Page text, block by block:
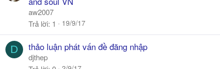
aw2007
Trả lời 1 19/9/17
D thảo luận phát vấn đề đăng nhập
djthep